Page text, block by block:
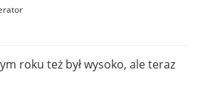
roku też był wysoko, ale teraz